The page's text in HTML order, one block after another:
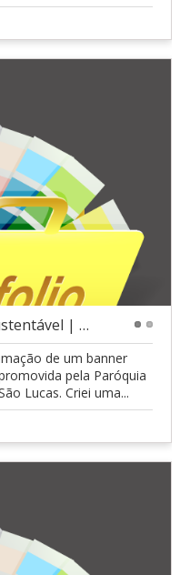
Banner para campanha sustentável | Paróquia Nossa
de um banner
pela Paróquia
Lucas. Criei uma...